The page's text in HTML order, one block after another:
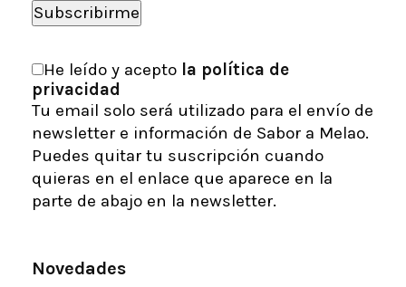
He leído y acepto la política de
privacidad
Tu email solo será utilizado para el envío de
newsletter e información de Sabor a Melao.
Puedes quitar tu suscripción cuando
quieras en el enlace que aparece en la
parte de abajo en la newsletter.
Novedades